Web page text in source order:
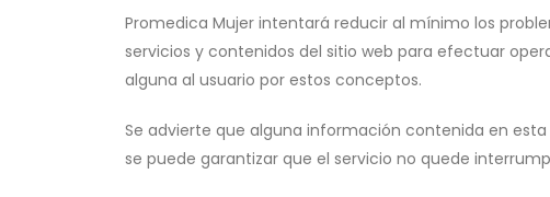
Promedica Mujer intentará reducir al mínimo los
servicios y contenidos del sitio web para efectuar
alguna al usuario por estos conceptos.
Se advierte que alguna información contenida en
se puede garantizar que el servicio no quede